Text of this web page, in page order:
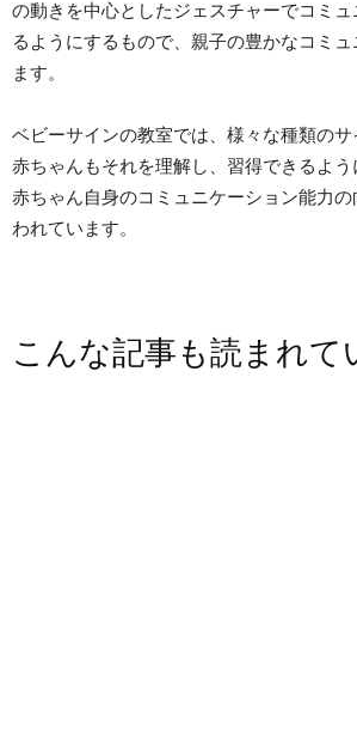
の動きを中心としたジェスチャーでコミ
るようにするもので、親子の豊かなコミ
ます。
ベビーサインの教室では、様々な種類のサ
赤ちゃんもそれを理解し、習得できるよう
赤ちゃん自身のコミュニケーション能力
われています。
こんな記事も読まれて